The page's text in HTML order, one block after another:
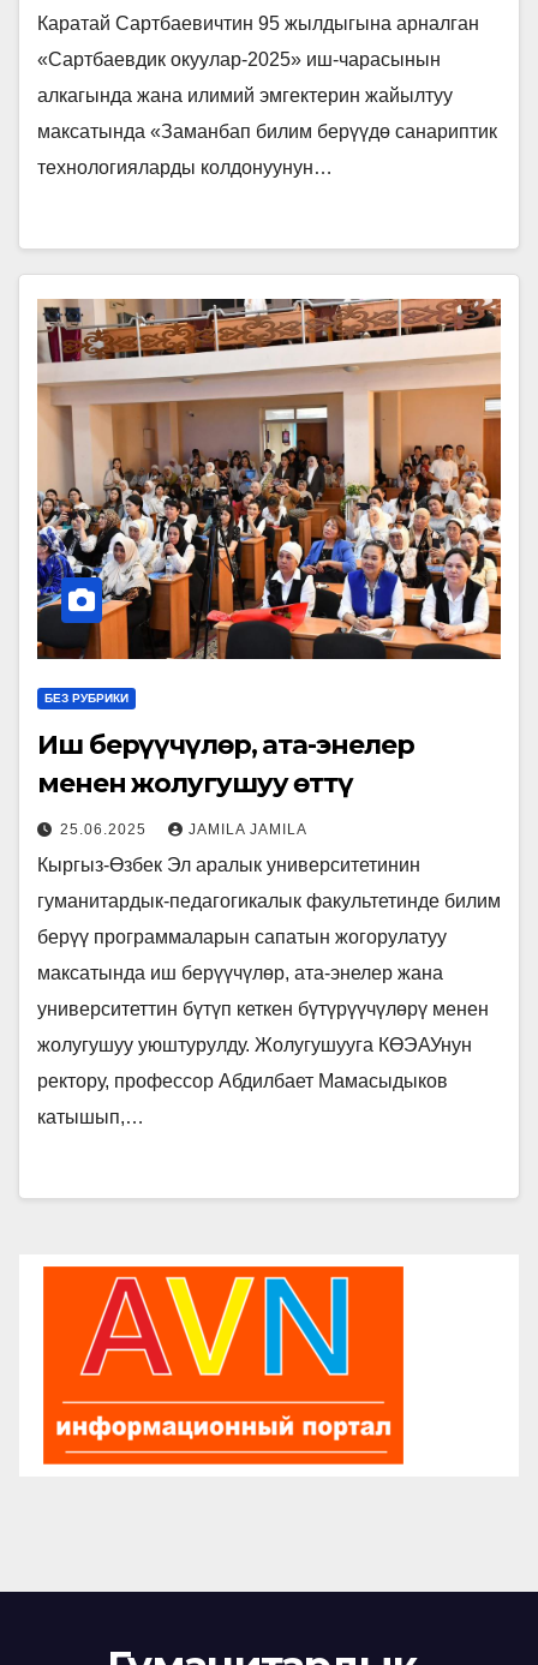
Каратай Сартбаевичтин 95 жылдыгына арналган
«Сартбаевдик окуулар-2025» иш-чарасынын
алкагында жана илимий эмгектерин жайылтуу
максатында «Заманбап билим берүүдө санариптик
технологияларды колдонуунун…
БЕЗ РУБРИКИ
Иш берүүчүлөр, ата-энелер
менен жолугушуу өттү
25.06.2025 JAMILA JAMILA
Кыргыз-Өзбек Эл аралык университетинин
гуманитардык-педагогикалык факультетинде билим
берүү программаларын сапатын жогорулатуу
максатында иш берүүчүлөр, ата-энелер жана
университеттин бүтүп кеткен бүтүрүүчүлөрү менен
жолугушуу уюштурулду. Жолугушууга КӨЭАУнун
ректору, профессор Абдилбает Мамасыдыков
катышып,…